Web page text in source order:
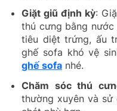
Giặt giũ định kỳ:
thú cưng bằng
tiêu diệt trứng, ấu
ghế sofa khó vệ
ghế sofa nhé.
Chăm sóc thú
thường xuyên và sử